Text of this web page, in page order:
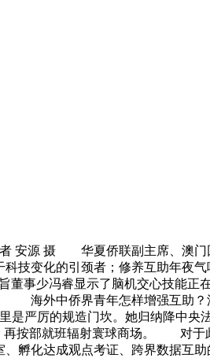
安源 摄 华夏侨联副主席、澳门
科技变化的引颈者；修养互助年
事少冯睿显示了脑机交心技能正
海外中侨界青年怎样增强互助？
严厉的规造门坎。她归纳降中央
再按部就班辐射寰球商场。 对于
孵化达成观点考证、跨界数据互